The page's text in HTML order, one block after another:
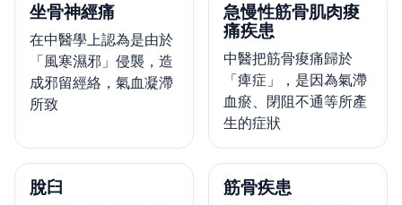
坐骨神經痛
在中醫學上認為是由於
「風寒濕邪」侵襲，造
成邪留經絡，氣血凝滯
所致
急慢性筋骨肌肉痠
痛疾患
中醫把筋骨痠痛歸於
「痺症」，是因為氣滯
血瘀、閉阻不通等所產
生的症狀
脫臼 筋骨疾患